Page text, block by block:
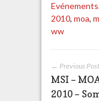
Evénements
2010, moa,
ww
← Previous Post
MSI –
2010 –